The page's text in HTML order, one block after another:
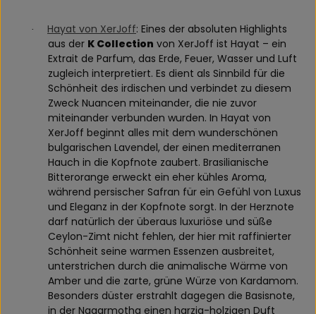
· Hayat von XerJoff: Eines der absoluten Highlights
aus der K Collection von XerJoff ist Hayat – ein
Extrait de Parfum, das Erde, Feuer, Wasser und Luft
zugleich interpretiert. Es dient als Sinnbild für die
Schönheit des irdischen und verbindet zu diesem
Zweck Nuancen miteinander, die nie zuvor
miteinander verbunden wurden. In Hayat von
XerJoff beginnt alles mit dem wunderschönen
bulgarischen Lavendel, der einen mediterranen
Hauch in die Kopfnote zaubert. Brasilianische
Bitterorange erweckt ein eher kühles Aroma,
während persischer Safran für ein Gefühl von Luxus
und Eleganz in der Kopfnote sorgt. In der Herznote
darf natürlich der überaus luxuriöse und süße
Ceylon-Zimt nicht fehlen, der hier mit raffinierter
Schönheit seine warmen Essenzen ausbreitet,
unterstrichen durch die animalische Wärme von
Amber und die zarte, grüne Würze von Kardamom.
Besonders düster erstrahlt dagegen die Basisnote,
in der Nagarmotha einen harzig-holzigen Duft